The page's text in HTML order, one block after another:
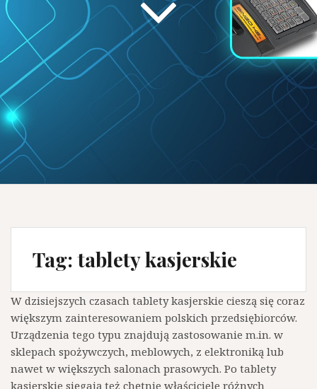
Tag:tablety kasjerskie
W dzisiejszych czasach tablety kasjerskie cieszą się coraz
większym zainteresowaniem polskich przedsiębiorców.
Urządzenia tego typu znajdują zastosowanie m.in. w
sklepach spożywczych, meblowych, z elektroniką lub
nawet w większych salonach prasowych. Po tablety
kasjerskie sięgają też chętnie właściciele różnych